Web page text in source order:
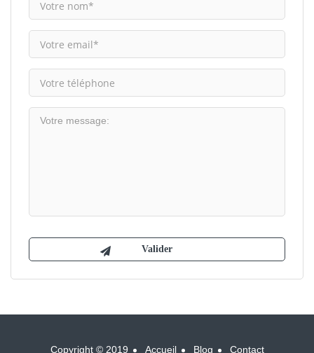
Copyright © 2019 Accueil Blog Contact